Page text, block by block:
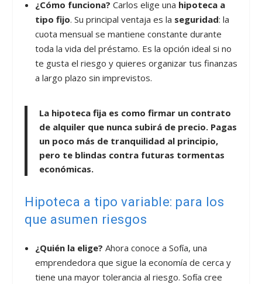
¿Cómo funciona? Carlos elige una hipoteca a
tipo fijo. Su principal ventaja es la seguridad: la
cuota mensual se mantiene constante durante
toda la vida del préstamo. Es la opción ideal si no
te gusta el riesgo y quieres organizar tus finanzas
a largo plazo sin imprevistos.
La hipoteca fija es como firmar un contrato
de alquiler que nunca subirá de precio. Pagas
un poco más de tranquilidad al principio,
pero te blindas contra futuras tormentas
económicas.
Hipoteca a tipo variable: para los
que asumen riesgos
¿Quién la elige? Ahora conoce a Sofía, una
emprendedora que sigue la economía de cerca y
tiene una mayor tolerancia al riesgo. Sofía cree